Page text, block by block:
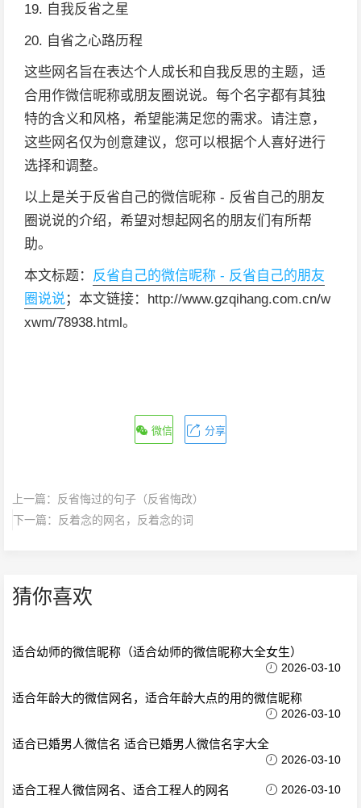
19. 自我反省之星
20. 自省之心路历程
这些网名旨在表达个人成长和自我反思的主题，适
合用作微信昵称或朋友圈说说。每个名字都有其独
特的含义和风格，希望能满足您的需求。请注意，
这些网名仅为创意建议，您可以根据个人喜好进行
选择和调整。
以上是关于反省自己的微信昵称 - 反省自己的朋友
圈说说的介绍，希望对想起网名的朋友们有所帮
助。
本文标题： 反省自己的微信昵称 - 反省自己的朋友
圈说说；本文链接：http://www.gzqihang.com.cn/w
xwm/78938.html。
微信 分享
上一篇：
反省悔过的句子（反省悔改）
下一篇：
反着念的网名，反着念的词
猜你喜欢
适合幼师的微信昵称（适合幼师的微信昵称大全女生）
2026-03-10
适合年龄大的微信网名，适合年龄大点的用的微信昵称
2026-03-10
适合已婚男人微信名 适合已婚男人微信名字大全
2026-03-10
适合工程人微信网名、适合工程人的网名 2026-03-10